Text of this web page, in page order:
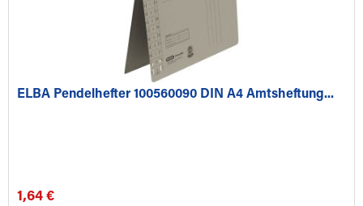
ELBA Pendelhefter 100560090 DIN A4 Amtsheftung...
1,64 €